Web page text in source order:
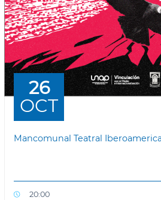
26
OCT
Mancomunal Teatral
20:00